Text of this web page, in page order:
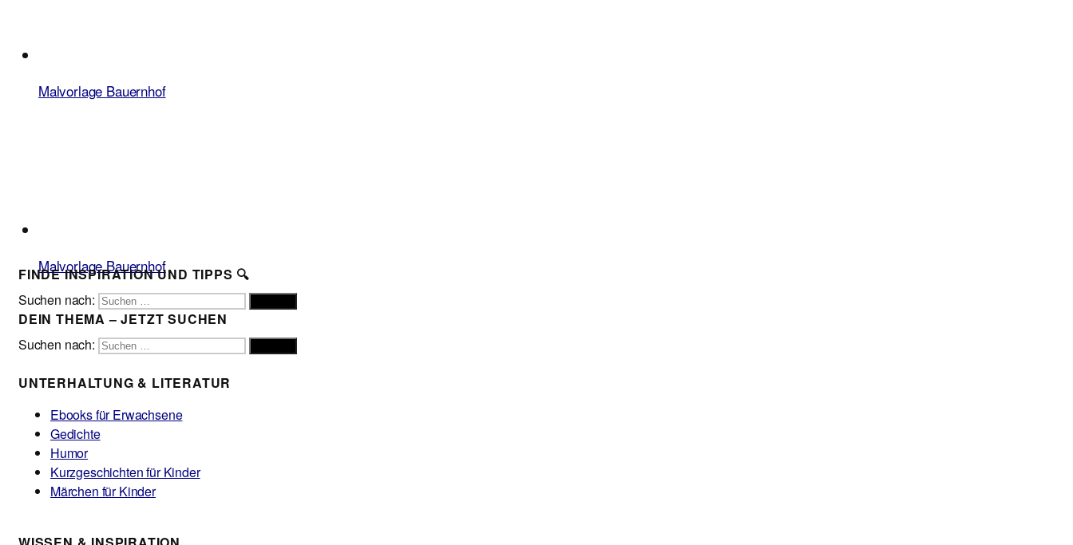
Malvorlage Bauernhof
Malvorlage Bauernhof
FINDE INSPIRATION UND TIPPS 🔍
Suchen nach:
DEIN THEMA – JETZT SUCHEN
Suchen nach:
UNTERHALTUNG & LITERATUR
Ebooks für Erwachsene
Gedichte
Humor
Kurzgeschichten für Kinder
Märchen für Kinder